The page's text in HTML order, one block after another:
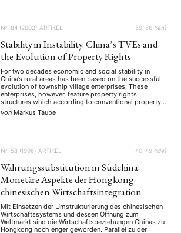
Nr. 84 (2002) ARTIKEL 59–66 {:en}
Stability in Instability. China’s TVEs and
the Evolution of Property Rights
For two decades economic and social stability in
China’s rural areas has been based on the successful
evolution of township village enterprises. These
enterprises, however, feature property rights
structures which according to conventional property
rights theory should make these enterprises highly
inefficient and prone to quick dissolution. But as closer
von Markus Taube
Nr. 58 (1996) ARTIKEL 40–49 {:de}
Währungssubstitution in Südchina:
Monetäre Aspekte der Hongkong-
chinesischen Wirtschaftsintegration
Mit Einsetzen der Umstrukturierung des chinesischen
Wirtschaftssystems und dessen Öffnung zum
Weltmarkt sind die Wirtschaftsbeziehungen Chinas zu
Hongkong noch enger geworden. Parallel zu der